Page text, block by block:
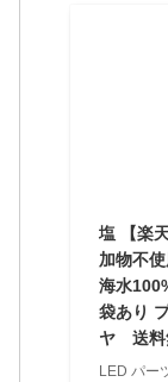
塩 【楽
加物不
海水
袋あり
ヤ 送料
LED パー